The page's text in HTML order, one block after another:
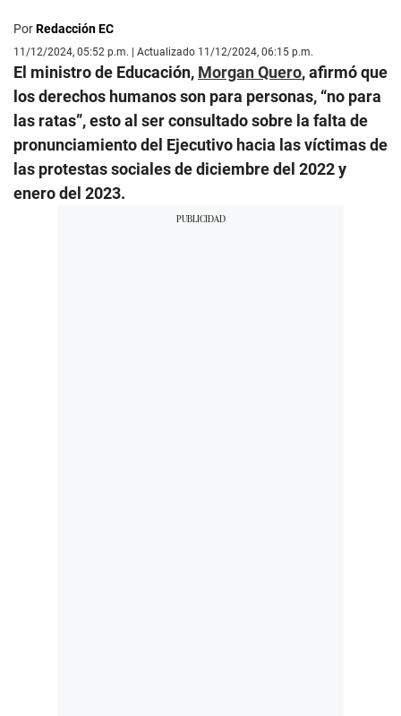
PorRedacción EC
11/12/2024, 05:52 p.m. | Actualizado 11/12/2024, 06:15 p.m.
El ministro de Educación, Morgan Quero, afirmó que
los derechos humanos son para personas, “no para
las ratas”, esto al ser consultado sobre la falta de
pronunciamiento del Ejecutivo hacia las víctimas de
las protestas sociales de diciembre del 2022 y
enero del 2023.